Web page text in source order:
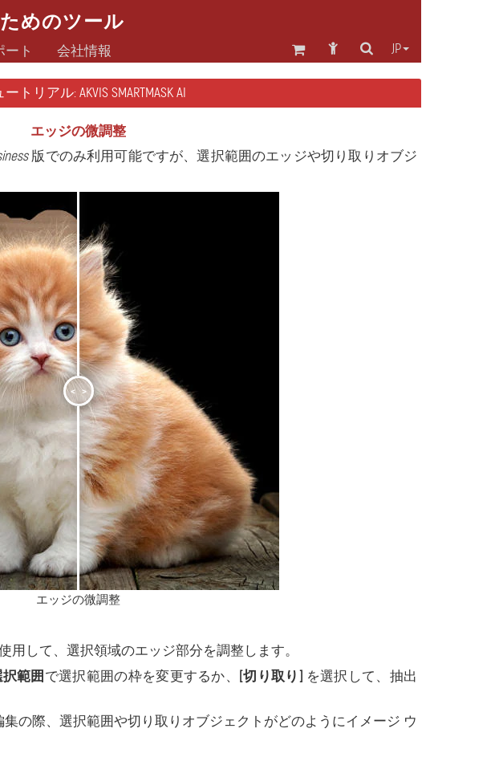
めのツール
JP
ート 会社情報
トリアル: AKVIS SMARTMASK AI
エッジの微調整
版でのみ利用可能ですが、選択範囲のエッジや切り取りオブジ
< >
エッジの微調整
用して、選択領域のエッジ部分を調整します。
範囲 で選択範囲の枠を変更するか、 [切り取り] を選択して、抽出
の際、選択範囲や切り取りオブジェクトがどのようにイメージ ウ